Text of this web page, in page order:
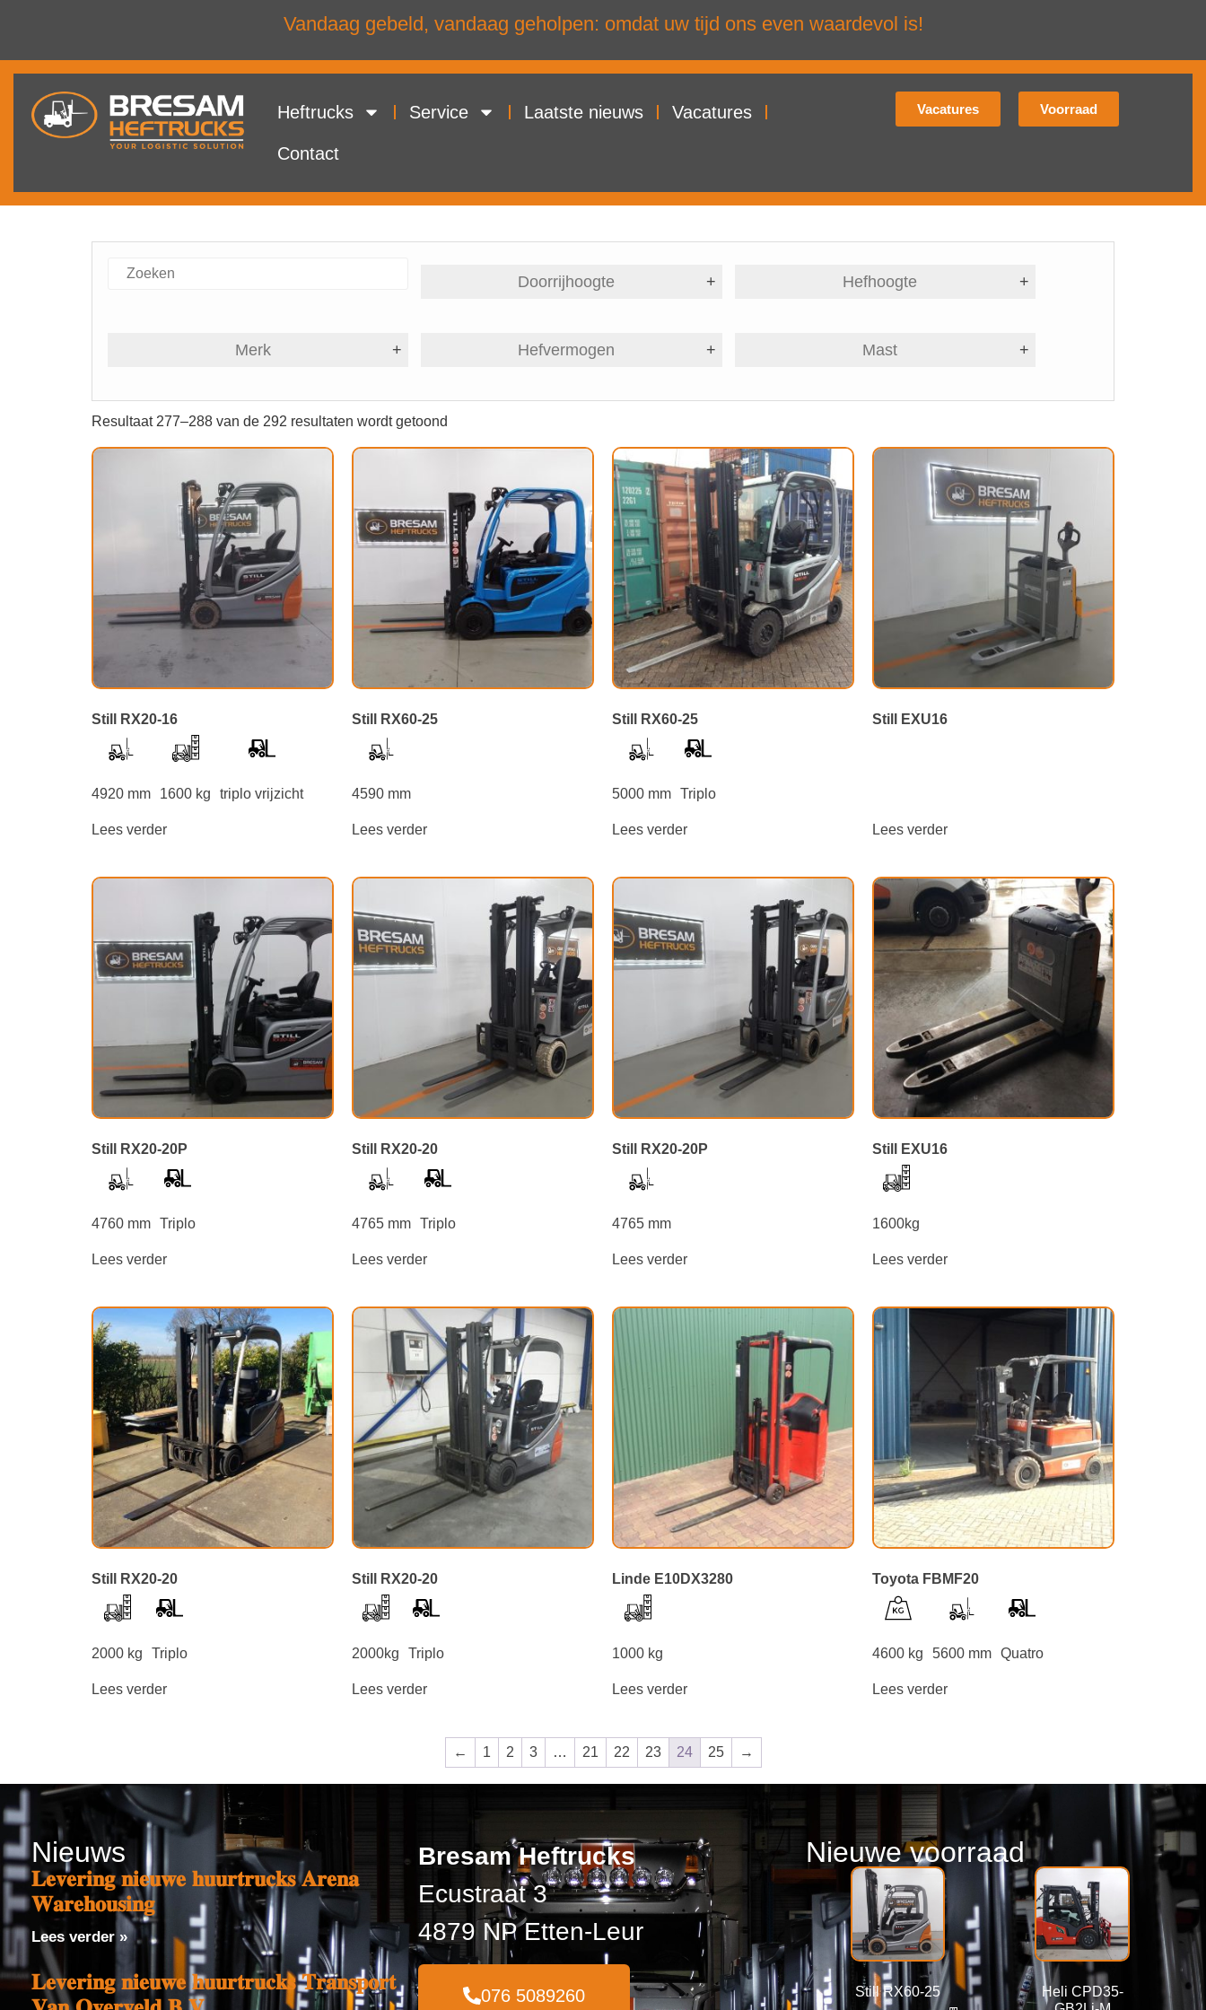
Vandaag gebeld, vandaag geholpen: omdat uw tijd ons even waardevol is!
Heftrucks Service Laatste nieuws Vacatures
Contact
Vacatures Voorraad
Doorrijhoogte + Hefhoogte +
Merk + Hefvermogen + Mast +
Resultaat 277–288 van de 292 resultaten wordt getoond
Still RX20-16
4920 mm 1600 kg triplo vrijzicht
Lees verder
Still RX60-25
4590 mm
Lees verder
Still RX60-25
5000 mm Triplo
Lees verder
Still EXU16
Lees verder
Still RX20-20P
4760 mm Triplo
Lees verder
Still RX20-20
4765 mm Triplo
Lees verder
Still RX20-20P
4765 mm
Lees verder
Still EXU16
1600kg
Lees verder
Still RX20-20
2000 kg Triplo
Lees verder
Still RX20-20
2000kg Triplo
Lees verder
Linde E10DX3280
1000 kg
Lees verder
Toyota FBMF20
4600 kg 5600 mm Quatro
Lees verder
← 1 2 3 … 21 22 23 24 25 →
Nieuws
𝐋𝐞𝐯𝐞𝐫𝐢𝐧𝐠 𝐧𝐢𝐞𝐮𝐰𝐞 𝐡𝐮𝐮𝐫𝐭𝐫𝐮𝐜𝐤𝐬 𝐀𝐫𝐞𝐧𝐚
𝐖𝐚𝐫𝐞𝐡𝐨𝐮𝐬𝐢𝐧𝐠
Lees verder »
𝐋𝐞𝐯𝐞𝐫𝐢𝐧𝐠 𝐧𝐢𝐞𝐮𝐰𝐞 𝐡𝐮𝐮𝐫𝐭𝐫𝐮𝐜𝐤𝐬 𝐓𝐫𝐚𝐧𝐬𝐩𝐨𝐫𝐭
Bresam Heftrucks
Ecustraat 3
4879 NP Etten-Leur
076 5089260
Nieuwe voorraad
Still RX60-25
Heli CPD35-